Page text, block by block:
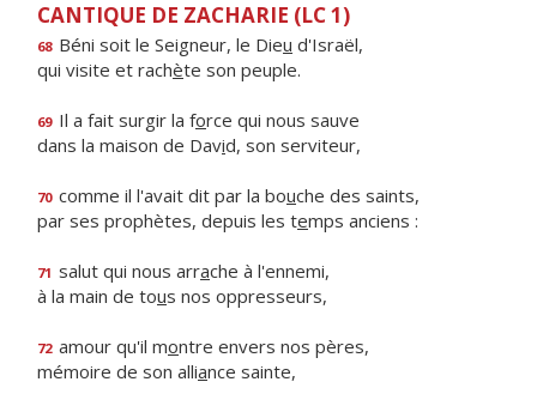
CANTIQUE DE ZACHARIE (LC 1)
68 Béni soit le Seigneur, le Dieu d'Israël,
qui visite et rachète son peuple.
69 Il a fait surgir la force qui nous sauve
dans la maison de David, son serviteur,
70 comme il l'avait dit par la bouche des saints,
par ses prophètes, depuis les temps anciens :
71 salut qui nous arrache à l'ennemi,
à la main de tous nos oppresseurs,
72 amour qu'il montre envers nos pères,
mémoire de son alliance sainte,